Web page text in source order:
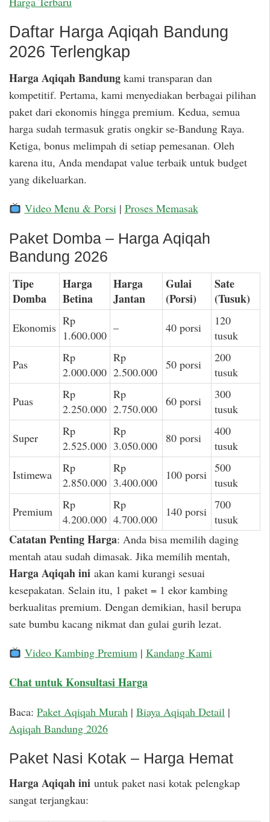
Daftar Harga Aqiqah Bandung
2026 Terlengkap
Harga Aqiqah Bandung kami transparan dan
kompetitif. Pertama, kami menyediakan berbagai pilihan
paket dari ekonomis hingga premium. Kedua, semua
harga sudah termasuk gratis ongkir se-Bandung Raya.
Ketiga, bonus melimpah di setiap pemesanan. Oleh
karena itu, Anda mendapat value terbaik untuk budget
yang dikeluarkan.
Video Menu & Porsi| Proses Memasak
Paket Domba – Harga Aqiqah
Bandung 2026
Tipe
Domba
Harga
Betina
Harga
Jantan
Gulai
(Porsi)
Sate
(Tusuk)
Ekonomis Rp
1.600.000
– 40 porsi
120
tusuk
Pas
Rp
2.000.000
Rp
2.500.000
50 porsi
200
tusuk
Puas
Rp
2.250.000
Rp
2.750.000
60 porsi
300
tusuk
Super
Rp
2.525.000
Rp
3.050.000
80 porsi
400
tusuk
Istimewa
Rp
2.850.000
Rp
3.400.000
100 porsi 500
tusuk
Premium
Rp
4.200.000
Rp
4.700.000
140 porsi 700
tusuk
Catatan Penting Harga: Anda bisa memilih daging
mentah atau sudah dimasak. Jika memilih mentah,
Harga Aqiqah ini akan kami kurangi sesuai
kesepakatan. Selain itu, 1 paket = 1 ekor kambing
berkualitas premium. Dengan demikian, hasil berupa
sate bumbu kacang nikmat dan gulai gurih lezat.
Video Kambing Premium| Kandang Kami
Chat untuk Konsultasi Harga
Baca: Paket Aqiqah Murah | Biaya Aqiqah Detail |
Aqiqah Bandung 2026
Paket Nasi Kotak – Harga Hemat
Harga Aqiqah ini untuk paket nasi kotak pelengkap
sangat terjangkau: